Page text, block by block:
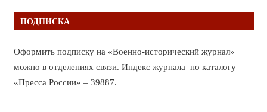
ПОДПИСКА
Оформить подписку на «Военно-исторический журнал»
можно в отделениях связи. Индекс журнала по каталогу
«Пресса России» – 39887.